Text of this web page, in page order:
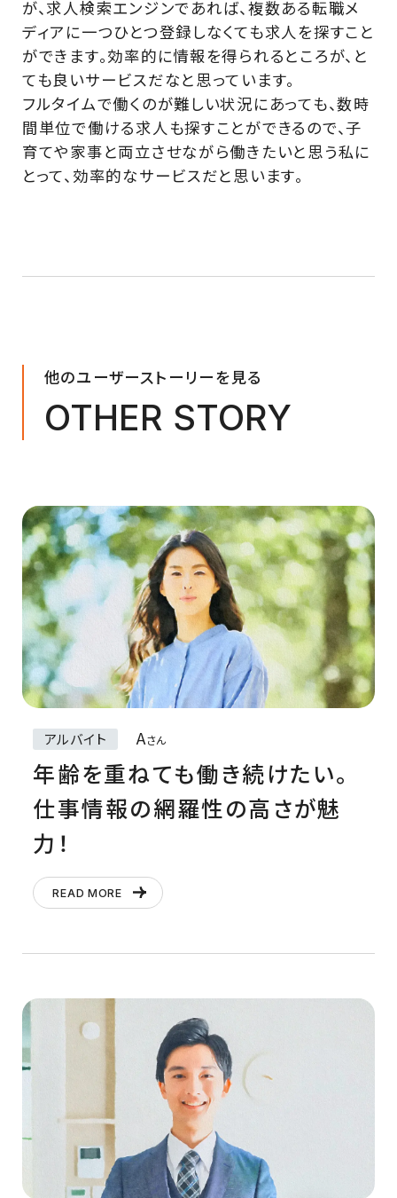
が、求人検索エンジンであれば、複数ある転職メ
ディアに一つひとつ登録しなくても求人を探すこと
ができます。効率的に情報を得られるところが、と
ても良いサービスだなと思っています。
フルタイムで働くのが難しい状況にあっても、数時
間単位で働ける求人も探すことができるので、子
育てや家事と両立させながら働きたいと思う私に
とって、効率的なサービスだと思います。
他のユーザーストーリーを見る
OTHER STORY
アルバイト Aさん
年齢を重ねても働き続けたい。
仕事情報の網羅性の高さが魅
力！
READ MORE